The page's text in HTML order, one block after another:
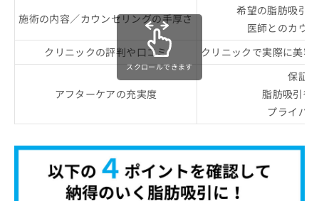
施術の内容／カウンセリングの手厚さ
希望の脂肪吸引
医師とのカウ
クリニックの評判や口コミ
クリニックで実際に美
アフターケアの充実度
保証
脂肪吸引後
プライバ
スクロールできます